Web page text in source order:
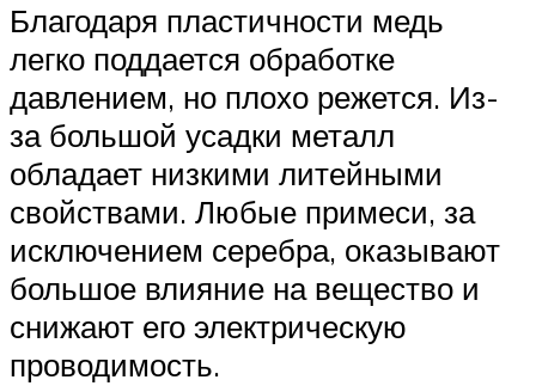
Благодаря пластичности медь
легко поддается обработке
давлением, но плохо режется. Из-
за большой усадки металл
обладает низкими литейными
свойствами. Любые примеси, за
исключением серебра, оказывают
большое влияние на вещество и
снижают его электрическую
проводимость.